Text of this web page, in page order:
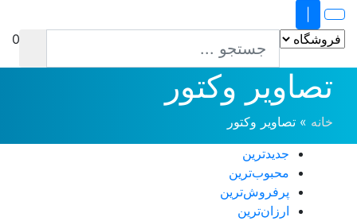
تصاویر وکتور
خانه» تصاویر وکتور
جدیدترین
محبوب‌ترین
پرفروش‌ترین
ارزان‌ترین